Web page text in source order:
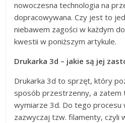
nowoczesna technologia na
dopracowywana. Czy jest to
niebawem zagości w każdym
kwestii w poniższym artykule.
Drukarka 3d – jakie są jej
Drukarka 3d to sprzęt, który
sposób przestrzenny, a
wymiarze 3d. Do tego procesu
zazwyczaj tzw. filamenty, czyli